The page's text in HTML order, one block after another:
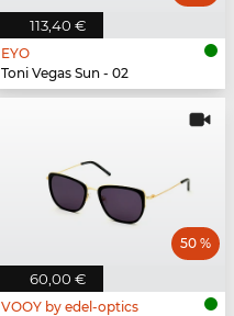
113,40 €
EYO
Toni Vegas Sun - 02
60,00 €
50 %
VOOY by edel-optics